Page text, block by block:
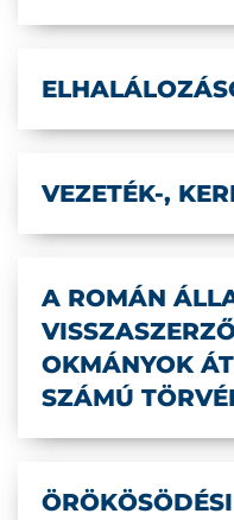
VEZETÉK-,
A ROMÁN
OKMÁNYOK
SZÁMÚ